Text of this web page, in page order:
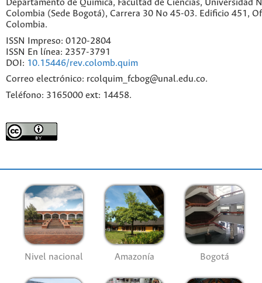
Departamento de Química, Facultad de Ciencias, Universidad
Colombia (Sede Bogotá), Carrera 30 No 45-03. Edificio 451,
Colombia.
ISSN Impreso: 0120-2804
ISSN En línea: 2357-3791
DOI: 10.15446/rev.colomb.quim
Correo electrónico: rcolquim_fcbog@unal.edu.co.
Teléfono: 3165000 ext: 14458.
Nivel nacional Amazonía Bogotá